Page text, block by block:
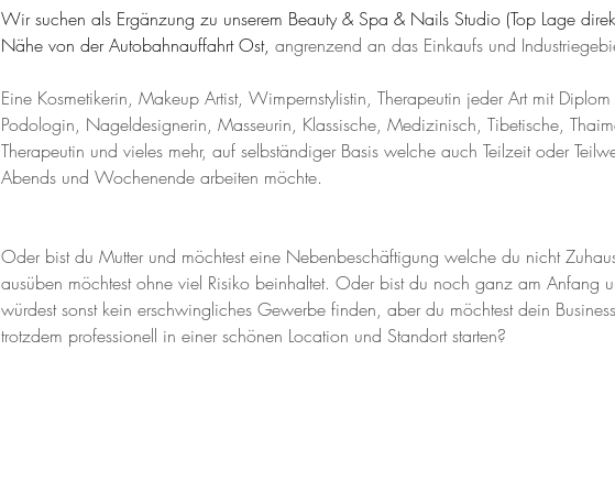
Wir suchen als Ergänzung zu unserem Beauty & Spa & Nails Studio (Top Lage
Nähe von der Autobahnauffahrt Ost, angrenzend an das Einkaufs und
Eine Kosmetikerin, Makeup Artist, Wimpernstylistin, Therapeutin jeder Art mit Diplom
Podologin, Nageldesignerin, Masseurin, Klassische, Medizinisch, Tibetische,
Therapeutin und vieles mehr, auf selbständiger Basis welche auch Teilzeit oder
Abends und Wochenende arbeiten möchte.
Oder bist du Mutter und möchtest eine Nebenbeschäftigung welche du nicht
ausüben möchtest ohne viel Risiko beinhaltet. Oder bist du noch ganz am Anfang
würdest sonst kein erschwingliches Gewerbe finden, aber du möchtest dein Business
trotzdem professionell in einer schönen Location und Standort starten?